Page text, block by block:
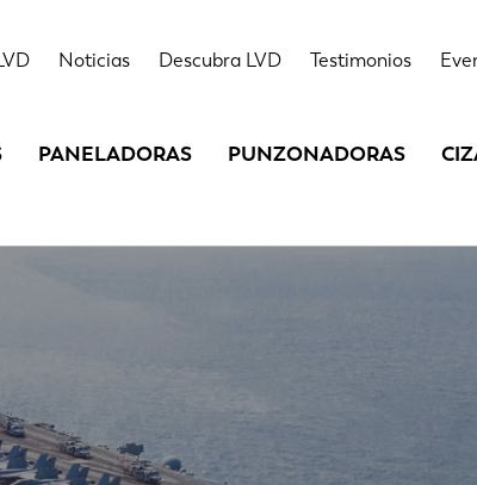
Noticias Descubra LVD Testimonios
PANELADORAS PUNZONADORAS